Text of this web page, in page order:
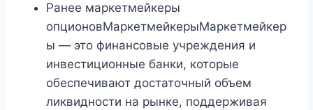
Ранее маркетмейкеры
опционовМаркетмейкерыМаркетмейкер
ы — это финансовые учреждения и
инвестиционные банки, которые
обеспечивают достаточный объем
ликвидности на рынке, поддерживая